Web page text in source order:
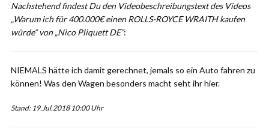
Nachstehend findest Du den Videobeschreibungstext des Videos
„Warum ich für 400.000€ einen ROLLS-ROYCE WRAITH kaufen
würde“ von „Nico Pliquett DE“:
NIEMALS hätte ich damit gerechnet, jemals so ein Auto fahren zu
können! Was den Wagen besonders macht seht ihr hier.
Stand: 19.Jul.2018 10:00 Uhr